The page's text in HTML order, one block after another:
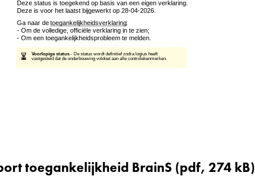
toegankelijkheid BrainS (pdf, 274 kB)